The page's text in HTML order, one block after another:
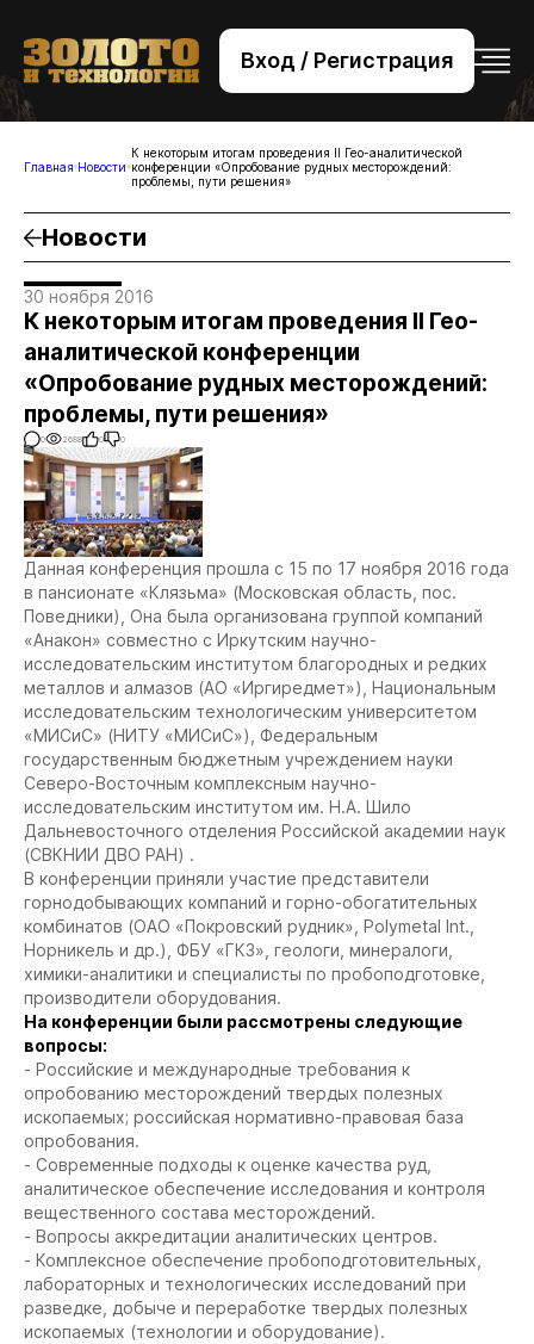
Вход / Регистрация
+7 (495) 221-76-32
bsv@zolteh.ru
Главная Новости
К некоторым итогам проведения II Гео-аналитической
конференции «Опробование рудных месторождений:
проблемы, пути решения»
Новости
30 ноября 2016
К некоторым итогам проведения II Гео-
аналитической конференции
«Опробование рудных месторождений:
проблемы, пути решения»
0 2688 0 0
Данная конференция прошла с 15 по 17 ноября 2016 года
в пансионате «Клязьма» (Московская область, пос.
Поведники), Она была организована группой компаний
«Анакон» совместно с Иркутским научно-
исследовательским институтом благородных и редких
металлов и алмазов (АО «Иргиредмет»), Национальным
исследовательским технологическим университетом
«МИСиС» (НИТУ «МИСиС»), Федеральным
государственным бюджетным учреждением науки
Северо-Восточным комплексным научно-
исследовательским институтом им. Н.А. Шило
Дальневосточного отделения Российской академии наук
(СВКНИИ ДВО РАН) .
В конференции приняли участие представители
горнодобывающих компаний и горно-обогатительных
комбинатов (ОАО «Покровский рудник», Polymetal Int.,
Норникель и др.), ФБУ «ГКЗ», геологи, минералоги,
химики-аналитики и специалисты по пробоподготовке,
производители оборудования.
На конференции были рассмотрены следующие
вопросы:
- Российские и международные требования к
опробованию месторождений твердых полезных
ископаемых; российская нормативно-правовая база
опробования.
- Современные подходы к оценке качества руд,
аналитическое обеспечение исследования и контроля
вещественного состава месторождений.
- Вопросы аккредитации аналитических центров.
- Комплексное обеспечение пробоподготовительных,
лабораторных и технологических исследований при
разведке, добыче и переработке твердых полезных
ископаемых (технологии и оборудование).